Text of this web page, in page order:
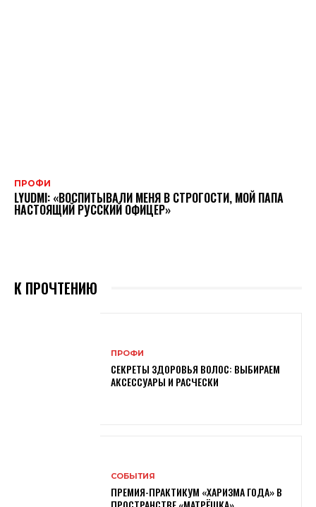
ПРОФИ
LYUDMI: «ВОСПИТЫВАЛИ МЕНЯ В СТРОГОСТИ, МОЙ ПАПА
НАСТОЯЩИЙ РУССКИЙ ОФИЦЕР»
К ПРОЧТЕНИЮ
ПРОФИ
СЕКРЕТЫ ЗДОРОВЬЯ ВОЛОС: ВЫБИРАЕМ
АКСЕССУАРЫ И РАСЧЕСКИ
СОБЫТИЯ
ПРЕМИЯ-ПРАКТИКУМ «ХАРИЗМА ГОДА» В